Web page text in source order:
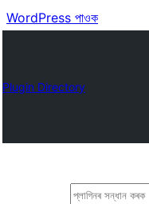
WordPress পাওক
Plugin Directory
সন্ধান